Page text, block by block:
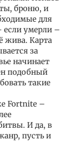
броню, и
для
умерли –
жива. Карта
за
начинает
подобный
такие
Fortnite –
И да, в
пусть и